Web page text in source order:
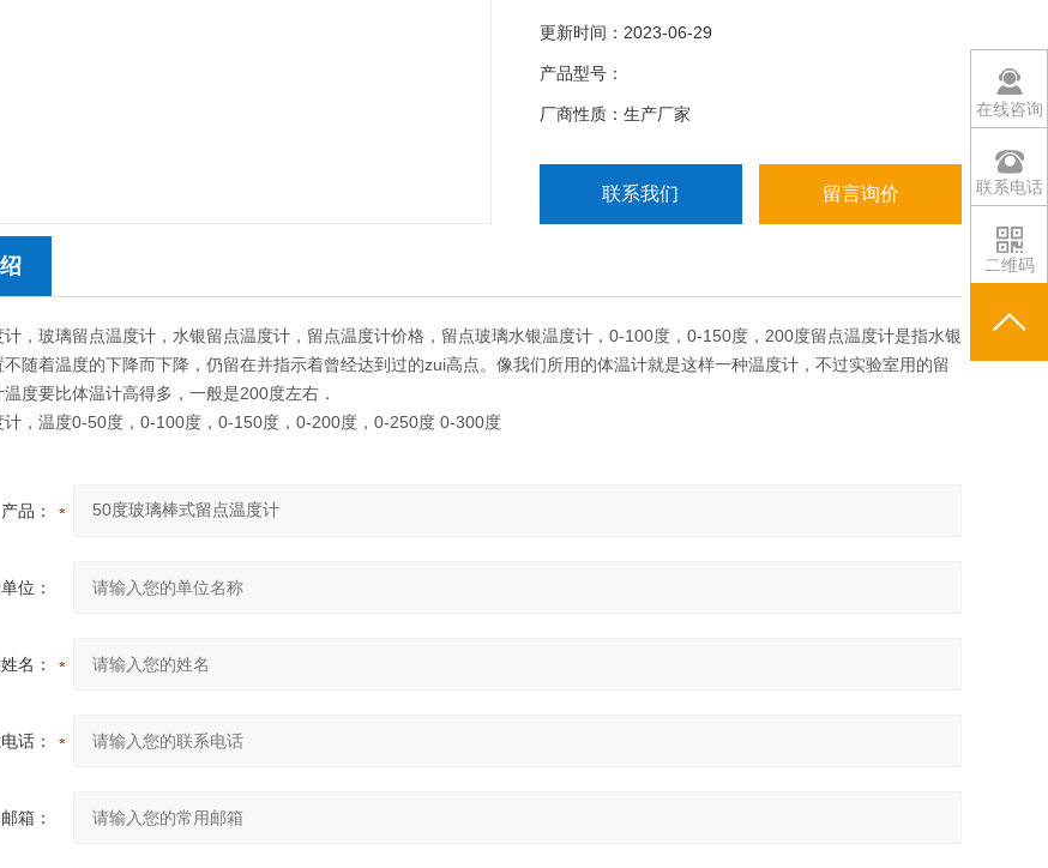
广泛用于烘箱里
更新时间：2023-06-29
产品型号：
厂商性质：生产厂家
联系我们 留言询价
，玻璃留点温度计，水银留点温度计，留点温度计价格，留点玻璃水银温度计，0-100度，0-150度，200度留点温度计是指水银
随着温度的下降而下降，仍留在并指示着曾经达到过的zui高点。像我们所用的体温计就是这样一种温度计，不过实验室用的留
温度要比体温计高得多，一般是200度左右．
计，温度0-50度，0-100度，0-150度，0-200度，0-250度 0-300度
产品：
位：
名：
话：
箱：
在线咨询
联系电话
二维码